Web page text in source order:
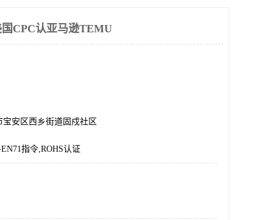
CPC认亚马逊TEMU
宝安区西乡街道固戍社区
指令,ROHS认证